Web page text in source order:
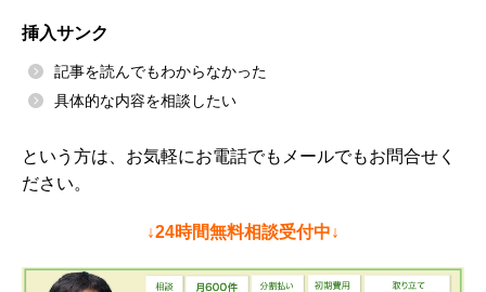
挿入サンク
記事を読んでもわからなかった
具体的な内容を相談したい
という方は、お気軽にお電話でもメールでもお問合せく
ださい。
↓24時間無料相談受付中↓